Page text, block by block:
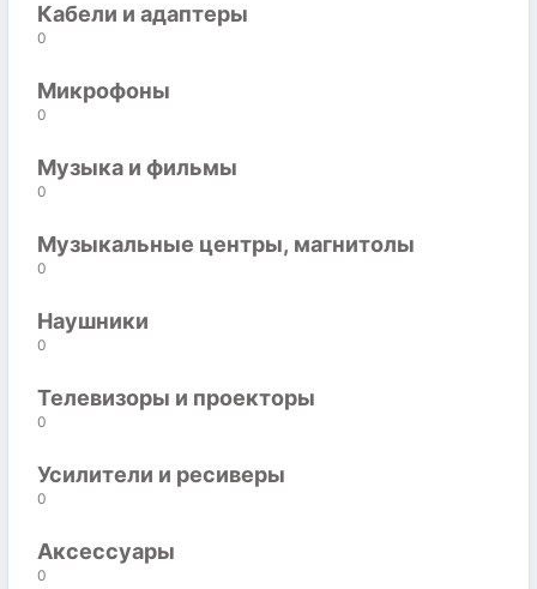
Кабели и адаптеры
0
Микрофоны
0
Музыка и фильмы
0
Музыкальные центры, магнитолы
0
Наушники
0
Телевизоры и проекторы
0
Усилители и ресиверы
0
Аксессуары
0